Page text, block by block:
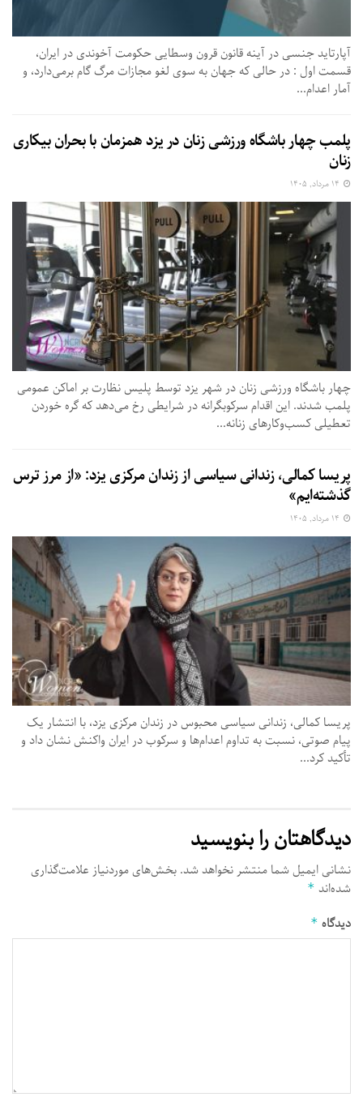
آپارتاید جنسی در آینه قانون قرون وسطایی حکومت آخوندی در ایران،
قسمت اول : در حالی که جهان به سوی لغو مجازات مرگ گام برمی‌دارد، و
آمار اعدام...
پلمب چهار باشگاه ورزشی زنان در یزد همزمان با بحران بیکاری
زنان
چهار باشگاه ورزشی زنان در شهر یزد توسط پلیس نظارت بر اماکن عمومی
پلمب شدند. این اقدام سرکوبگرانه در شرایطی رخ می‌دهد که گره خوردن
تعطیلی کسب‌وکارهای زنانه...
پریسا کمالی، زندانی سیاسی از زندان مرکزی یزد: «از مرز ترس
گذشته‌ایم»
پریسا کمالی، زندانی سیاسی محبوس در زندان مرکزی یزد، با انتشار یک
پیام صوتی، نسبت به تداوم اعدام‌ها و سرکوب در ایران واکنش نشان داد و
تأکید کرد...
دیدگاهتان را بنویسید
نشانی ایمیل شما منتشر نخواهد شد. بخش‌های موردنیاز علامت‌گذاری
شده‌اند *
دیدگاه *